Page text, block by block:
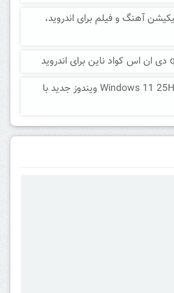
5.5.1 – اپلیکیشن آهنگ و فیلم برای اندروید،
دانلود Windows 11 25H2 Build 27774.1000 ویندوز جدید با